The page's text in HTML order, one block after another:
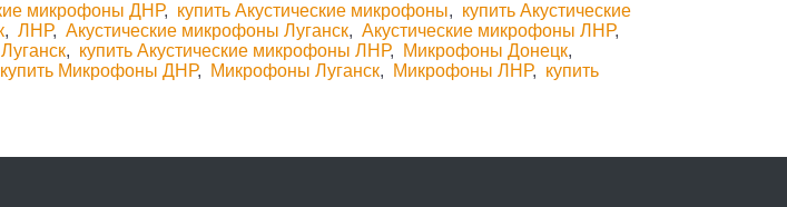
микрофоны ДНР, купить Акустические микрофоны, купить Акустические
,ЛНР,Акустические микрофоны Луганск,Акустические микрофоны ЛНР,
, купить Акустические микрофоны ЛНР, Микрофоны Донецк,
купить Микрофоны ДНР, Микрофоны Луганск, Микрофоны ЛНР, купить